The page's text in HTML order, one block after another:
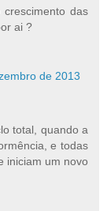
das
ai ?
de 2013
total, quando a
e todas
iniciam um novo